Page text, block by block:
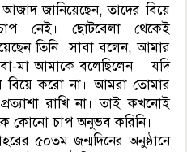
জানিয়েছেন, তাদের বিয়ে
নেই। ছোটবেলা থেকেই
তিনি। সাবা বলেন, আমার
মা আমাকে বলেছিলেন— যদি
বিয়ে করো না। আমরা তোমার
রাখি না। তাই কখনোই
কোনো চাপ অনুভব করিনি।
৫০তম জন্মদিনের অনুষ্ঠানে